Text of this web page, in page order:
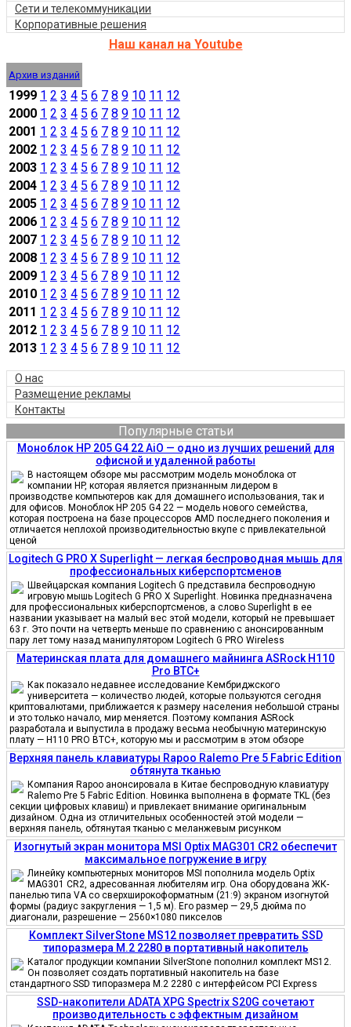
Сети и телекоммуникации
Корпоративные решения
Наш канал на Youtube
Архив изданий
1999 1 2 3 4 5 6 7 8 9 10 11 12
2000 1 2 3 4 5 6 7 8 9 10 11 12
2001 1 2 3 4 5 6 7 8 9 10 11 12
2002 1 2 3 4 5 6 7 8 9 10 11 12
2003 1 2 3 4 5 6 7 8 9 10 11 12
2004 1 2 3 4 5 6 7 8 9 10 11 12
2005 1 2 3 4 5 6 7 8 9 10 11 12
2006 1 2 3 4 5 6 7 8 9 10 11 12
2007 1 2 3 4 5 6 7 8 9 10 11 12
2008 1 2 3 4 5 6 7 8 9 10 11 12
2009 1 2 3 4 5 6 7 8 9 10 11 12
2010 1 2 3 4 5 6 7 8 9 10 11 12
2011 1 2 3 4 5 6 7 8 9 10 11 12
2012 1 2 3 4 5 6 7 8 9 10 11 12
2013 1 2 3 4 5 6 7 8 9 10 11 12
О нас
Размещение рекламы
Контакты
Популярные статьи
Моноблок HP 205 G4 22 AiO — одно из лучших решений для
офисной и удаленной работы
В настоящем обзоре мы рассмотрим модель моноблока от
компании HP, которая является признанным лидером в
производстве компьютеров как для домашнего использования, так и
для офисов. Моноблок HP 205 G4 22 — модель нового семейства,
которая построена на базе процессоров AMD последнего поколения и
отличается неплохой производительностью вкупе с привлекательной
ценой
Logitech G PRO X Superlight — легкая беспроводная мышь для
профессиональных киберспортсменов
Швейцарская компания Logitech G представила беспроводную
игровую мышь Logitech G PRO X Superlight. Новинка предназначена
для профессиональных киберспортсменов, а слово Superlight в ее
названии указывает на малый вес этой модели, который не превышает
63 г. Это почти на четверть меньше по сравнению с анонсированным
пару лет тому назад манипулятором Logitech G PRO Wireless
Материнская плата для домашнего майнинга ASRock H110
Pro BTC+
Как показало недавнее исследование Кембриджского
университета — количество людей, которые пользуются сегодня
криптовалютами, приближается к размеру населения небольшой страны
и это только начало, мир меняется. Поэтому компания ASRock
разработала и выпустила в продажу весьма необычную материнскую
плату — H110 PRO BTC+, которую мы и рассмотрим в этом обзоре
Верхняя панель клавиатуры Rapoo Ralemo Pre 5 Fabric Edition
обтянута тканью
Компания Rapoo анонсировала в Китае беспроводную клавиатуру
Ralemo Pre 5 Fabric Edition. Новинка выполнена в формате TKL (без
секции цифровых клавиш) и привлекает внимание оригинальным
дизайном. Одна из отличительных особенностей этой модели —
верхняя панель, обтянутая тканью с меланжевым рисунком
Изогнутый экран монитора MSI Optix MAG301 CR2 обеспечит
максимальное погружение в игру
Линейку компьютерных мониторов MSI пополнила модель Optix
MAG301 CR2, адресованная любителям игр. Она оборудована ЖК-
панелью типа VA со сверхширокоформатным (21:9) экраном изогнутой
формы (радиус закругления — 1,5 м). Его размер — 29,5 дюйма по
диагонали, разрешение — 2560×1080 пикселов
Комплект SilverStone MS12 позволяет превратить SSD
типоразмера M.2 2280 в портативный накопитель
Каталог продукции компании SilverStone пополнил комплект MS12.
Он позволяет создать портативный накопитель на базе
стандартного SSD типоразмера M.2 2280 с интерфейсом PCI Express
SSD-накопители ADATA XPG Spectrix S20G сочетают
производительность с эффектным дизайном